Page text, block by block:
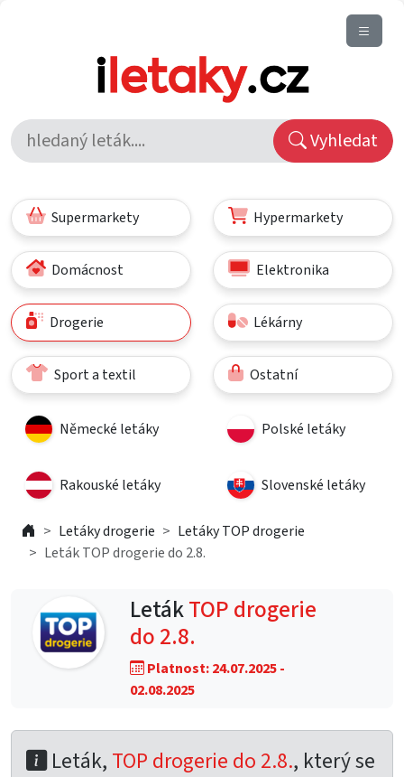
Vyhledat
Supermarkety Hypermarkety
Domácnost Elektronika
Drogerie Lékárny
Sport a textil Ostatní
Německé letáky Polské letáky
Rakouské letáky Slovenské letáky
Letáky drogerie
Letáky TOP drogerie
Leták TOP drogerie do 2.8.
LetákTOP drogerie
do 2.8.
Platnost: 24.07.2025 -
02.08.2025
Leták, TOP drogerie do 2.8., který se